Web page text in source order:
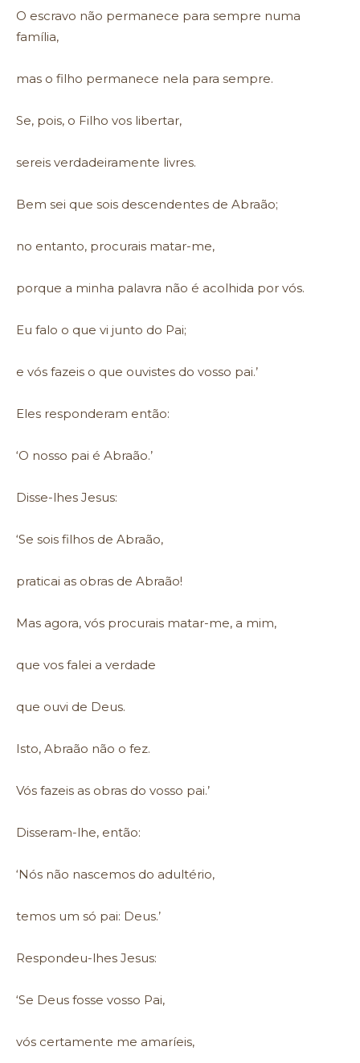
O escravo não permanece para sempre numa
família,
mas o filho permanece nela para sempre.
Se, pois, o Filho vos libertar,
sereis verdadeiramente livres.
Bem sei que sois descendentes de Abraão;
no entanto, procurais matar-me,
porque a minha palavra não é acolhida por vós.
Eu falo o que vi junto do Pai;
e vós fazeis o que ouvistes do vosso pai.’
Eles responderam então:
‘O nosso pai é Abraão.’
Disse-lhes Jesus:
‘Se sois filhos de Abraão,
praticai as obras de Abraão!
Mas agora, vós procurais matar-me, a mim,
que vos falei a verdade
que ouvi de Deus.
Isto, Abraão não o fez.
Vós fazeis as obras do vosso pai.’
Disseram-lhe, então:
‘Nós não nascemos do adultério,
temos um só pai: Deus.’
Respondeu-lhes Jesus:
‘Se Deus fosse vosso Pai,
vós certamente me amaríeis,